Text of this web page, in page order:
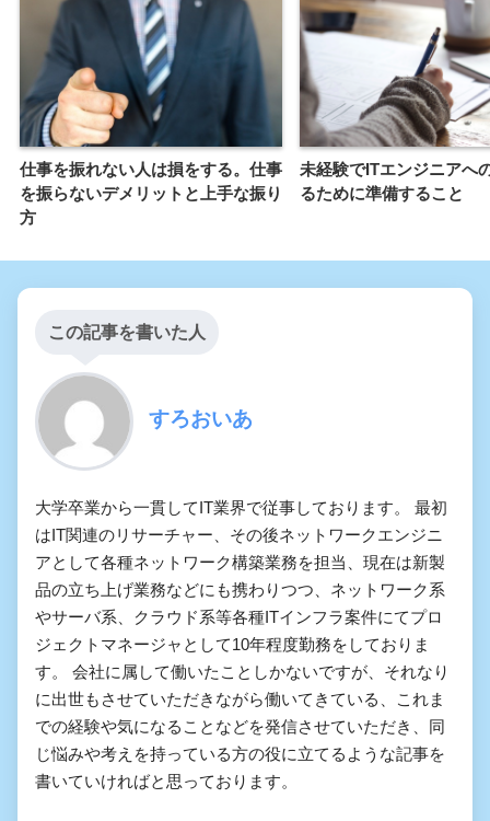
仕事を振れない人は損をする。仕事
を振らないデメリットと上手な振り
方
未経験でITエンジニアへ
るために準備すること
この記事を書いた人
すろおいあ
大学卒業から一貫してIT業界で従事しております。 最初
はIT関連のリサーチャー、その後ネットワークエンジニ
アとして各種ネットワーク構築業務を担当、現在は新製
品の立ち上げ業務などにも携わりつつ、ネットワーク系
やサーバ系、クラウド系等各種ITインフラ案件にてプロ
ジェクトマネージャとして10年程度勤務をしておりま
す。 会社に属して働いたことしかないですが、それなり
に出世もさせていただきながら働いてきている、これま
での経験や気になることなどを発信させていただき、同
じ悩みや考えを持っている方の役に立てるような記事を
書いていければと思っております。